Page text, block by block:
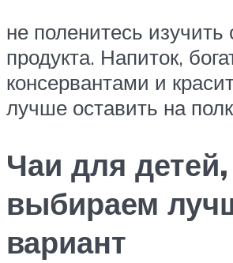
не поленитесь изучить
продукта. Напиток,
консервантами и
лучше оставить на
Чаи для детей,
выбираем
вариант